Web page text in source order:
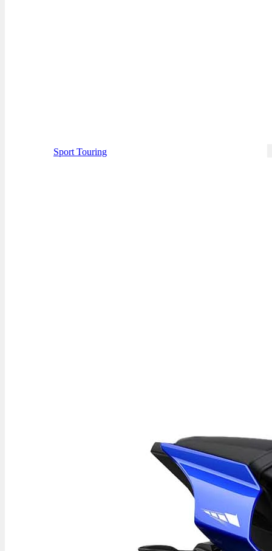
Sport Touring